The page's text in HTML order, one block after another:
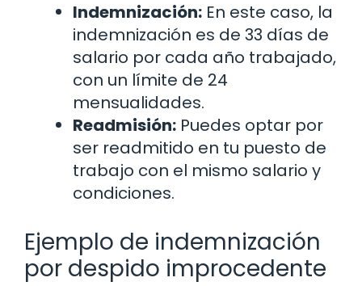
Indemnización: En este caso, la
indemnización es de 33 días de
salario por cada año trabajado,
con un límite de 24
mensualidades.
Readmisión: Puedes optar por
ser readmitido en tu puesto de
trabajo con el mismo salario y
condiciones.
Ejemplo de indemnización
por despido improcedente